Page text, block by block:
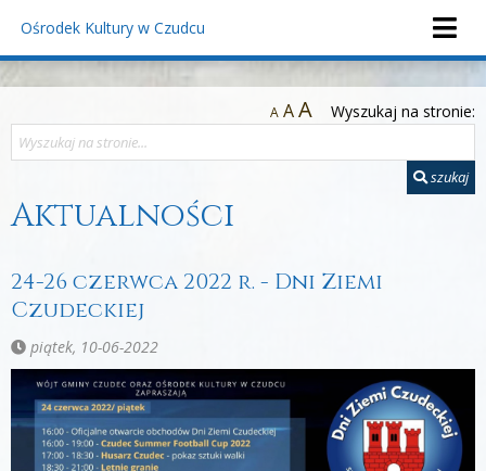
Ośrodek Kultury w Czudcu
A AA Wyszukaj na stronie:
szukaj
Aktualności
24-26 czerwca 2022 r. - Dni Ziemi
Czudeckiej
piątek, 10-06-2022